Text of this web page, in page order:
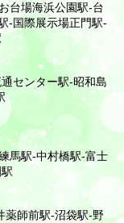
台場海浜公園駅-台
-国際展示場正門駅-
センター駅-昭和島
馬駅-中村橋駅-富士
薬師前駅-沼袋駅-野